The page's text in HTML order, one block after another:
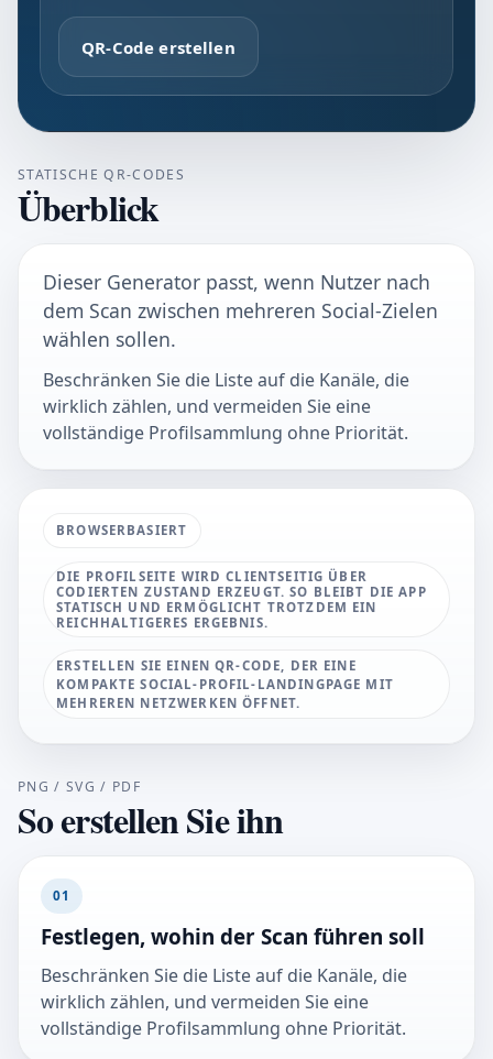
QR-Code erstellen
STATISCHE QR-CODES
Überblick
Dieser Generator passt, wenn Nutzer nach
dem Scan zwischen mehreren Social-Zielen
wählen sollen.
Beschränken Sie die Liste auf die Kanäle, die
wirklich zählen, und vermeiden Sie eine
vollständige Profilsammlung ohne Priorität.
BROWSERBASIERT
DIE PROFILSEITE WIRD CLIENTSEITIG ÜBER
CODIERTEN ZUSTAND ERZEUGT. SO BLEIBT DIE APP
STATISCH UND ERMÖGLICHT TROTZDEM EIN
REICHHALTIGERES ERGEBNIS.
ERSTELLEN SIE EINEN QR-CODE, DER EINE
KOMPAKTE SOCIAL-PROFIL-LANDINGPAGE MIT
MEHREREN NETZWERKEN ÖFFNET.
PNG / SVG / PDF
So erstellen Sie ihn
01
Festlegen, wohin der Scan führen soll
Beschränken Sie die Liste auf die Kanäle, die
wirklich zählen, und vermeiden Sie eine
vollständige Profilsammlung ohne Priorität.